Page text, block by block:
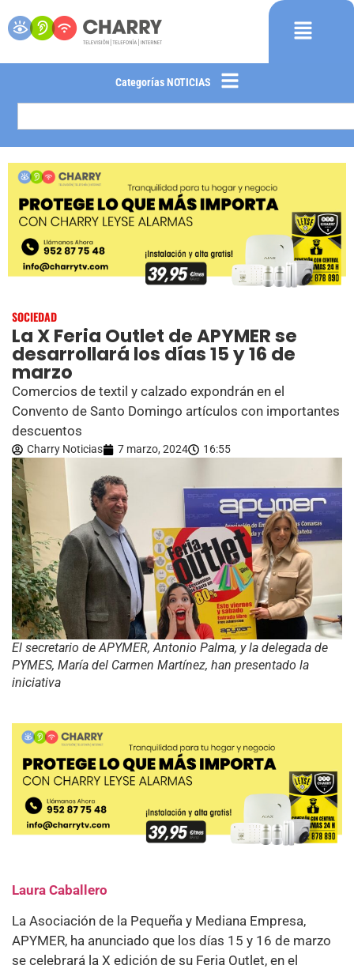
Categorías NOTICIAS
SOCIEDAD
La X Feria Outlet de APYMER se
desarrollará los días 15 y 16 de
marzo
Comercios de textil y calzado expondrán en el
Convento de Santo Domingo artículos con importantes
descuentos
Charry Noticias 7 marzo, 2024 16:55
El secretario de APYMER, Antonio Palma, y la delegada de
PYMES, María del Carmen Martínez, han presentado la
iniciativa
Laura Caballero
La Asociación de la Pequeña y Mediana Empresa,
APYMER, ha anunciado que los días 15 y 16 de marzo
se celebrará la X edición de su Feria Outlet, en el